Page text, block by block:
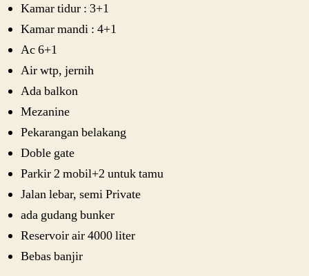
Kamar tidur : 3+1
Kamar mandi : 4+1
Ac 6+1
Air wtp, jernih
Ada balkon
Mezanine
Pekarangan belakang
Doble gate
Parkir 2 mobil+2 untuk tamu
Jalan lebar, semi Private
ada gudang bunker
Reservoir air 4000 liter
Bebas banjir